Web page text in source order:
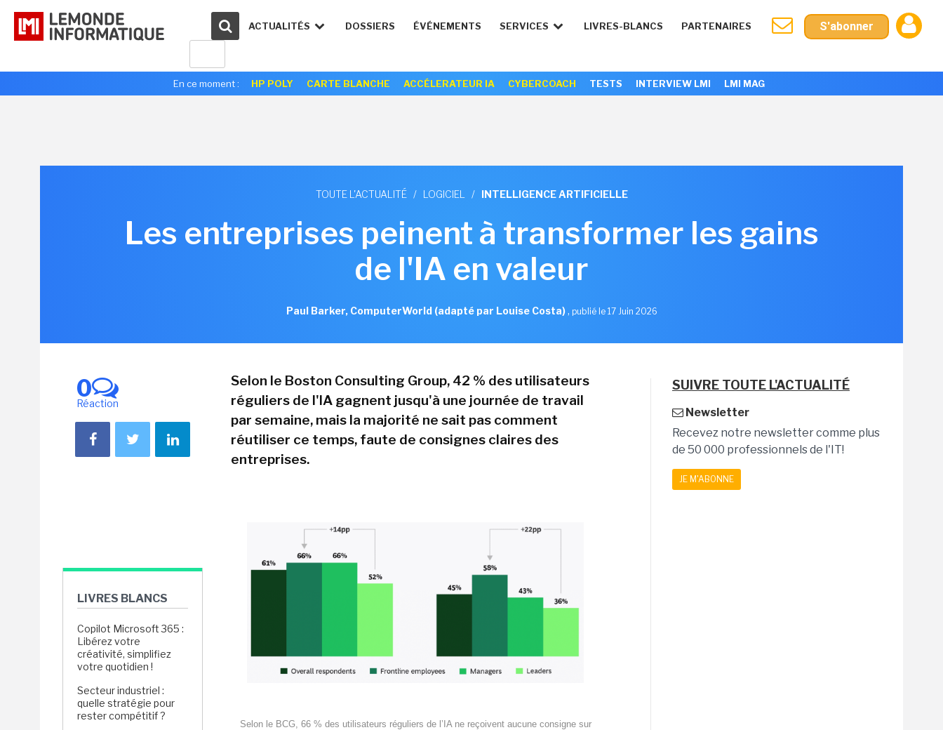
ACTUALITÉS DOSSIERS ÉVÉNEMENTS SERVICES LIVRES-BLANCS PARTENAIRES S'abonner
En ce moment : HP POLY CARTE BLANCHE ACCÉLERATEUR IA CYBERCOACH TESTS INTERVIEW LMI LMI MAG
TOUTE L'ACTUALITÉ / LOGICIEL / INTELLIGENCE ARTIFICIELLE
Les entreprises peinent à transformer les gains
de l'IA en valeur
Paul Barker, ComputerWorld (adapté par Louise Costa), publié le 17 Juin 2026
0
Réaction
LIVRES BLANCS
Copilot Microsoft 365 :
Libérez votre
créativité, simplifiez
votre quotidien !
Secteur industriel :
quelle stratégie pour
rester compétitif ?
Selon le Boston Consulting Group, 42 % des utilisateurs
réguliers de l'IA gagnent jusqu'à une journée de travail
par semaine, mais la majorité ne sait pas comment
réutiliser ce temps, faute de consignes claires des
entreprises.
Selon le BCG, 66 % des utilisateurs réguliers de l’IA ne reçoivent aucune consigne sur
SUIVRE TOUTE L'ACTUALITÉ
Newsletter
Recevez notre newsletter comme plus
de 50 000 professionnels de l'IT!
JE M'ABONNE